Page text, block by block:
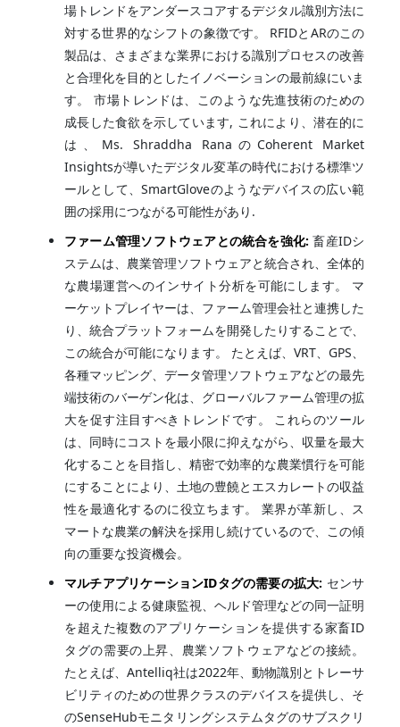
場トレンドをアンダースコアするデジタル識別方法に
対する世界的なシフトの象徴です。 RFIDとARのこの
製品は、さまざまな業界における識別プロセスの改善
と合理化を目的としたイノベーションの最前線にいま
す。 市場トレンドは、このような先進技術のための
成長した食欲を示しています, これにより、潜在的に
は、Ms. Shraddha RanaのCoherent Market
Insightsが導いたデジタル変革の時代における標準ツ
ールとして、SmartGloveのようなデバイスの広い範
囲の採用につながる可能性があり.
ファーム管理ソフトウェアとの統合を強化: 畜産IDシ
ステムは、農業管理ソフトウェアと統合され、全体的
な農場運営へのインサイト分析を可能にします。 マ
ーケットプレイヤーは、ファーム管理会社と連携した
り、統合プラットフォームを開発したりすることで、
この統合が可能になります。 たとえば、VRT、GPS、
各種マッピング、データ管理ソフトウェアなどの最先
端技術のバーゲン化は、グローバルファーム管理の拡
大を促す注目すべきトレンドです。 これらのツール
は、同時にコストを最小限に抑えながら、収量を最大
化することを目指し、精密で効率的な農業慣行を可能
にすることにより、土地の豊饒とエスカレートの収益
性を最適化するのに役立ちます。 業界が革新し、ス
マートな農業の解決を採用し続けているので、この傾
向の重要な投資機会。
マルチアプリケーションIDタグの需要の拡大: センサ
ーの使用による健康監視、ヘルド管理などの同一証明
を超えた複数のアプリケーションを提供する家畜ID
タグの需要の上昇、農業ソフトウェアなどの接続。
たとえば、Antelliq社は2022年、動物識別とトレーサ
ビリティのための世界クラスのデバイスを提供し、そ
のSenseHubモニタリングシステムタグのサブスクリ